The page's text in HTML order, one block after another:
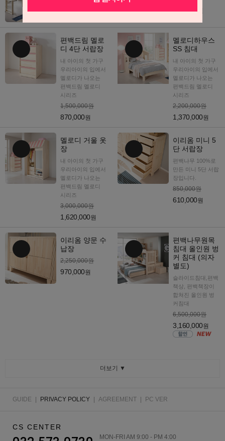
2,460,000원 192,500원
편백드림 멜로
디 4단 서랍장
내 아이의 첫 가구
우리아이의 입에서
멜로디가 나오는
편백드림 멜로디
시리즈
1,500,000원
870,000원
멜로디하우스
SS 침대
내 아이의 첫 가구
우리아이의 입에서
멜로디가 나오는
편백드림 멜로디
시리즈
2,200,000원
1,370,000원
멜로디 거울 옷
장
내 아이의 첫 가구
우리아이의 입에서
멜로디가 나오는
편백드림 멜로디
시리즈
3,000,000원
1,620,000원
이리옴 미니 5
단 서랍장
편백나무 100%로
만든 미니 5단 서랍
장입니다.
850,000원
610,000원
이리옴 양문 수
납장
2,250,000원
970,000원
편백나무원목
침대 올인원 벙
커 침대 (의자
별도)
슬라이드침대,편백
책상, 편백책장이
합쳐진 올인원 벙
커침대
6,500,000원
3,160,000원
더보기 ▼
GUIDE PRIVACY POLICY AGREEMENT PC VER
CS CENTER
MON-FRI AM 9:00 - PM 4:00